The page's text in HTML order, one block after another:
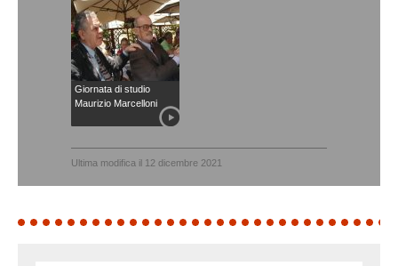
Giornata di studio
Maurizio Marcelloni
Ultima modifica il 12 dicembre 2021